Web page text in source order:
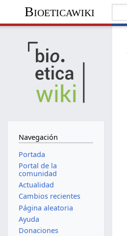
Bioeticawiki
Navegación
Portada
Portal de la
comunidad
Actualidad
Cambios recientes
Página aleatoria
Ayuda
Donaciones